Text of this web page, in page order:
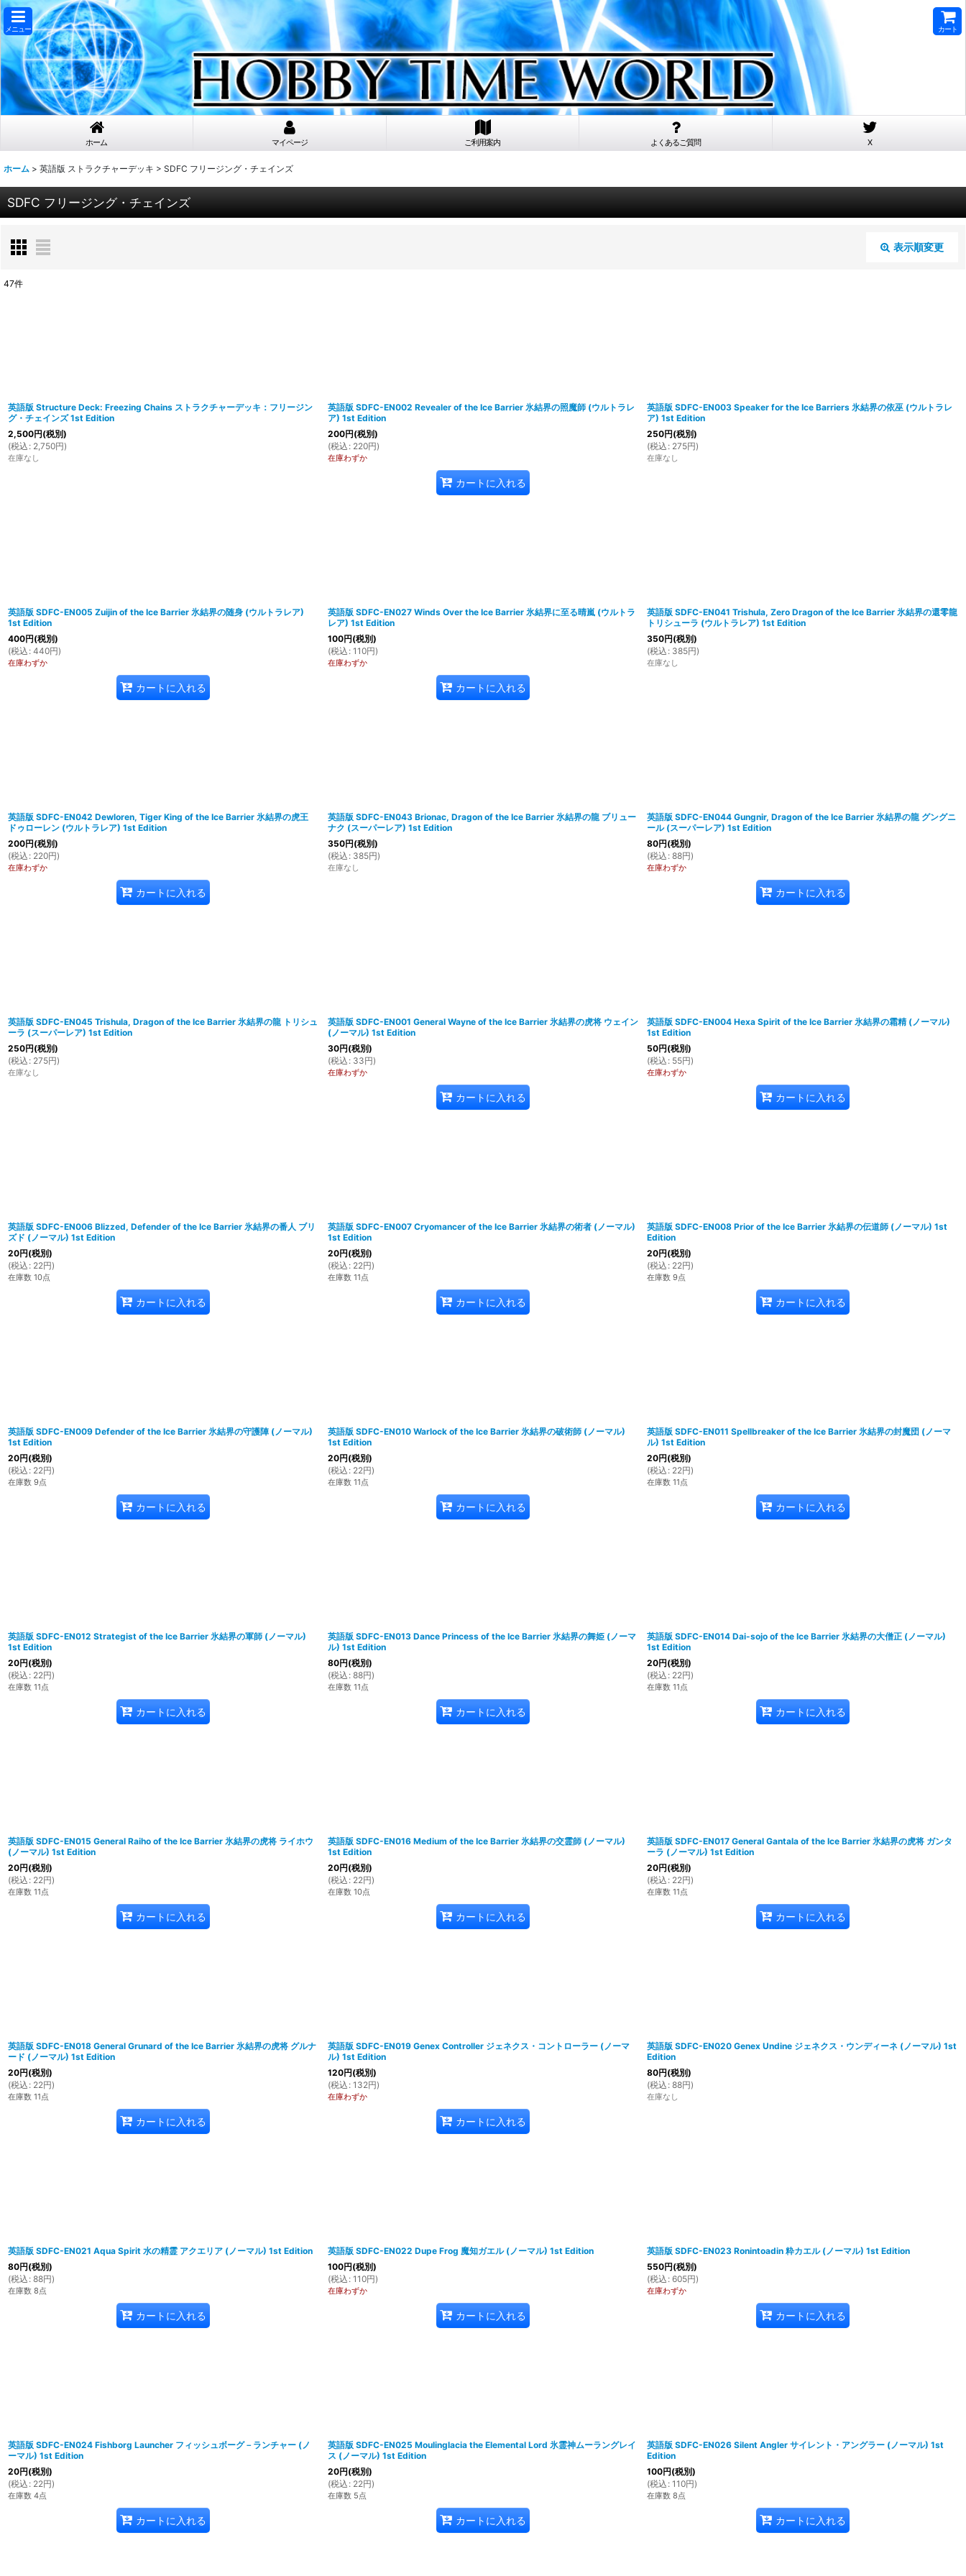
メニュー カート
ホーム マイページ ご利用案内 よくあるご質問 X
ホーム > 英語版 ストラクチャーデッキ > SDFC フリージング・チェインズ
SDFC フリージング・チェインズ
表示順変更
47件
英語版 Structure Deck: Freezing Chains ストラクチャーデッキ：フリージン
グ・チェインズ 1st Edition
2,500円(税別)
(税込 : 2,750円)
在庫なし
英語版 SDFC-EN002 Revealer of the Ice Barrier 氷結界の照魔師 (ウルトラレ
ア) 1st Edition
200円(税別)
(税込 : 220円)
在庫わずか
カートに入れる
英語版 SDFC-EN003 Speaker for the Ice Barriers 氷結界の依巫 (ウルトラレ
ア) 1st Edition
250円(税別)
(税込 : 275円)
在庫なし
英語版 SDFC-EN005 Zuijin of the Ice Barrier 氷結界の随身 (ウルトラレア)
1st Edition
400円(税別)
(税込 : 440円)
在庫わずか
カートに入れる
英語版 SDFC-EN027 Winds Over the Ice Barrier 氷結界に至る晴嵐 (ウルトラ
レア) 1st Edition
100円(税別)
(税込 : 110円)
在庫わずか
カートに入れる
英語版 SDFC-EN041 Trishula, Zero Dragon of the Ice Barrier 氷結界の還零龍
トリシューラ (ウルトラレア) 1st Edition
350円(税別)
(税込 : 385円)
在庫なし
英語版 SDFC-EN042 Dewloren, Tiger King of the Ice Barrier 氷結界の虎王
ドゥローレン (ウルトラレア) 1st Edition
200円(税別)
(税込 : 220円)
在庫わずか
カートに入れる
英語版 SDFC-EN043 Brionac, Dragon of the Ice Barrier 氷結界の龍 ブリュー
ナク (スーパーレア) 1st Edition
350円(税別)
(税込 : 385円)
在庫なし
英語版 SDFC-EN044 Gungnir, Dragon of the Ice Barrier 氷結界の龍 グングニ
ール (スーパーレア) 1st Edition
80円(税別)
(税込 : 88円)
在庫わずか
カートに入れる
英語版 SDFC-EN045 Trishula, Dragon of the Ice Barrier 氷結界の龍 トリシュ
ーラ (スーパーレア) 1st Edition
250円(税別)
(税込 : 275円)
在庫なし
英語版 SDFC-EN001 General Wayne of the Ice Barrier 氷結界の虎将 ウェイン
(ノーマル) 1st Edition
30円(税別)
(税込 : 33円)
在庫わずか
カートに入れる
英語版 SDFC-EN004 Hexa Spirit of the Ice Barrier 氷結界の霜精 (ノーマル)
1st Edition
50円(税別)
(税込 : 55円)
在庫わずか
カートに入れる
英語版 SDFC-EN006 Blizzed, Defender of the Ice Barrier 氷結界の番人 ブリ
ズド (ノーマル) 1st Edition
20円(税別)
(税込 : 22円)
在庫数 10点
カートに入れる
英語版 SDFC-EN007 Cryomancer of the Ice Barrier 氷結界の術者 (ノーマル)
1st Edition
20円(税別)
(税込 : 22円)
在庫数 11点
カートに入れる
英語版 SDFC-EN008 Prior of the Ice Barrier 氷結界の伝道師 (ノーマル) 1st
Edition
20円(税別)
(税込 : 22円)
在庫数 9点
カートに入れる
英語版 SDFC-EN009 Defender of the Ice Barrier 氷結界の守護陣 (ノーマル)
1st Edition
20円(税別)
(税込 : 22円)
在庫数 9点
カートに入れる
英語版 SDFC-EN010 Warlock of the Ice Barrier 氷結界の破術師 (ノーマル)
1st Edition
20円(税別)
(税込 : 22円)
在庫数 11点
カートに入れる
英語版 SDFC-EN011 Spellbreaker of the Ice Barrier 氷結界の封魔団 (ノーマ
ル) 1st Edition
20円(税別)
(税込 : 22円)
在庫数 11点
カートに入れる
英語版 SDFC-EN012 Strategist of the Ice Barrier 氷結界の軍師 (ノーマル)
1st Edition
20円(税別)
(税込 : 22円)
在庫数 11点
カートに入れる
英語版 SDFC-EN013 Dance Princess of the Ice Barrier 氷結界の舞姫 (ノーマ
ル) 1st Edition
80円(税別)
(税込 : 88円)
在庫数 11点
カートに入れる
英語版 SDFC-EN014 Dai-sojo of the Ice Barrier 氷結界の大僧正 (ノーマル)
1st Edition
20円(税別)
(税込 : 22円)
在庫数 11点
カートに入れる
英語版 SDFC-EN015 General Raiho of the Ice Barrier 氷結界の虎将 ライホウ
(ノーマル) 1st Edition
20円(税別)
(税込 : 22円)
在庫数 11点
カートに入れる
英語版 SDFC-EN016 Medium of the Ice Barrier 氷結界の交霊師 (ノーマル)
1st Edition
20円(税別)
(税込 : 22円)
在庫数 10点
カートに入れる
英語版 SDFC-EN017 General Gantala of the Ice Barrier 氷結界の虎将 ガンタ
ーラ (ノーマル) 1st Edition
20円(税別)
(税込 : 22円)
在庫数 11点
カートに入れる
英語版 SDFC-EN018 General Grunard of the Ice Barrier 氷結界の虎将 グルナ
ード (ノーマル) 1st Edition
20円(税別)
(税込 : 22円)
在庫数 11点
カートに入れる
英語版 SDFC-EN019 Genex Controller ジェネクス・コントローラー (ノーマ
ル) 1st Edition
120円(税別)
(税込 : 132円)
在庫わずか
カートに入れる
英語版 SDFC-EN020 Genex Undine ジェネクス・ウンディーネ (ノーマル) 1st
Edition
80円(税別)
(税込 : 88円)
在庫なし
英語版 SDFC-EN021 Aqua Spirit 水の精霊 アクエリア (ノーマル) 1st Edition
80円(税別)
(税込 : 88円)
在庫数 8点
カートに入れる
英語版 SDFC-EN022 Dupe Frog 魔知ガエル (ノーマル) 1st Edition
100円(税別)
(税込 : 110円)
在庫わずか
カートに入れる
英語版 SDFC-EN023 Ronintoadin 粋カエル (ノーマル) 1st Edition
550円(税別)
(税込 : 605円)
在庫わずか
カートに入れる
英語版 SDFC-EN024 Fishborg Launcher フィッシュボーグ－ランチャー (ノ
ーマル) 1st Edition
20円(税別)
(税込 : 22円)
在庫数 4点
カートに入れる
英語版 SDFC-EN025 Moulinglacia the Elemental Lord 氷霊神ムーラングレイ
ス (ノーマル) 1st Edition
20円(税別)
(税込 : 22円)
在庫数 5点
カートに入れる
英語版 SDFC-EN026 Silent Angler サイレント・アングラー (ノーマル) 1st
Edition
100円(税別)
(税込 : 110円)
在庫数 8点
カートに入れる